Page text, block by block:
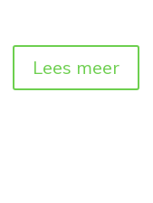
Lees meer